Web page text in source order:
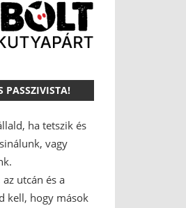
PASSZIVISTA!
ha tetszik és
vagy
utcán és a
kell, hogy mások